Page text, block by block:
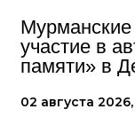
участие в
памяти» в
02 августа 2026,